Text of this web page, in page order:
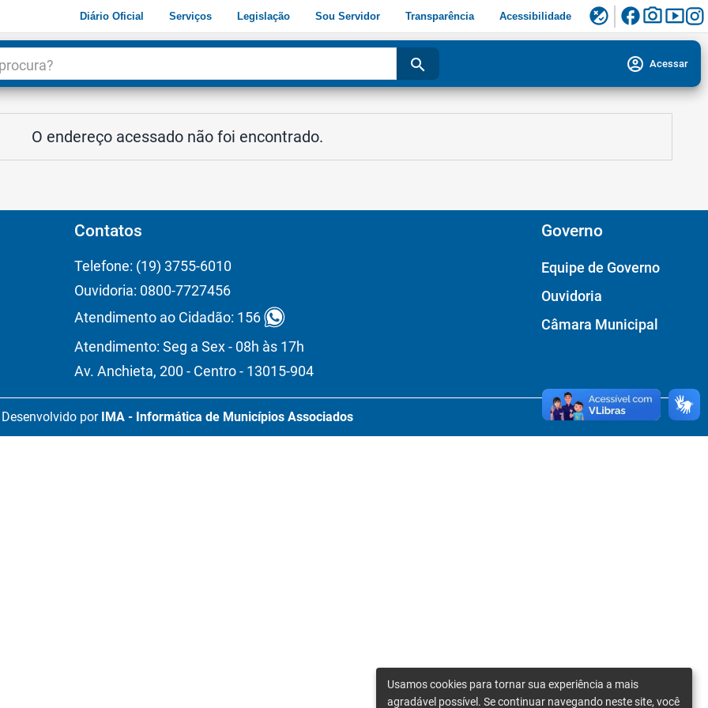
Diário Oficial Serviços Legislação Sou Servidor Transparência Acessibilidade flaky facebookphoto_camerasmart_display
search account_circle Acessar
O endereço acessado não foi encontrado.
Contatos
Telefone: (19) 3755-6010
Ouvidoria: 0800-7727456
Atendimento ao Cidadão: 156
Atendimento: Seg a Sex - 08h às 17h
Av. Anchieta, 200 - Centro - 13015-904
Governo
Equipe de Governo
Ouvidoria
Câmara Municipal
Desenvolvido por IMA - Informática de Municípios Associados
Usamos cookies para tornar sua experiência a mais
agradável possível. Se continuar navegando neste site, você